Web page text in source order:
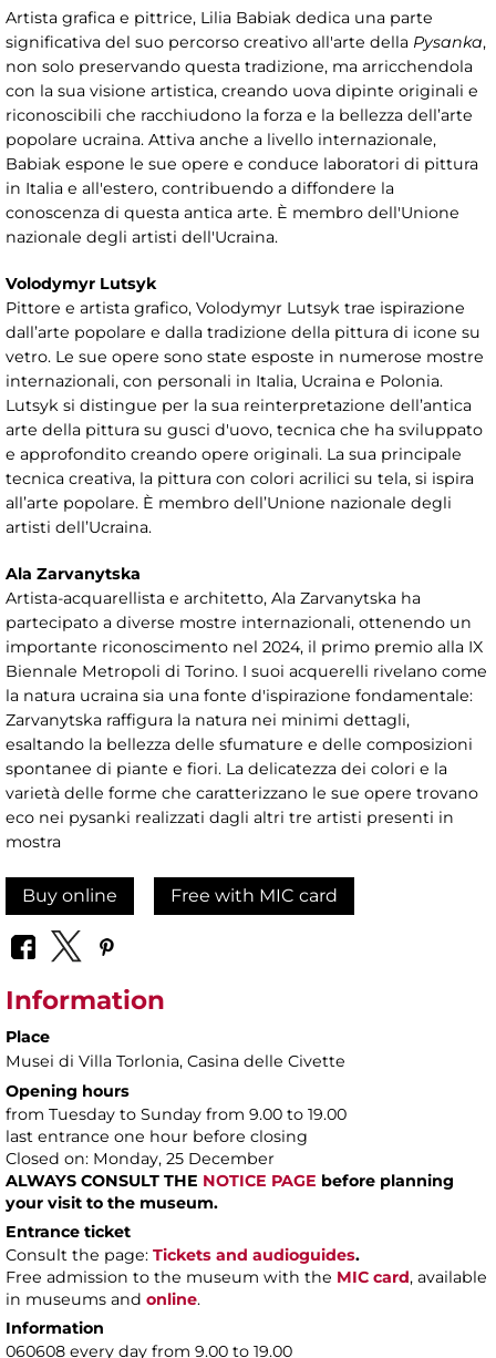
Artista grafica e pittrice, Lilia Babiak dedica una parte
significativa del suo percorso creativo all'arte della Pysanka,
non solo preservando questa tradizione, ma arricchendola
con la sua visione artistica, creando uova dipinte originali e
riconoscibili che racchiudono la forza e la bellezza dell’arte
popolare ucraina. Attiva anche a livello internazionale,
Babiak espone le sue opere e conduce laboratori di pittura
in Italia e all'estero, contribuendo a diffondere la
conoscenza di questa antica arte. È membro dell'Unione
nazionale degli artisti dell'Ucraina.
Volodymyr Lutsyk
Pittore e artista grafico, Volodymyr Lutsyk trae ispirazione
dall’arte popolare e dalla tradizione della pittura di icone su
vetro. Le sue opere sono state esposte in numerose mostre
internazionali, con personali in Italia, Ucraina e Polonia.
Lutsyk si distingue per la sua reinterpretazione dell’antica
arte della pittura su gusci d'uovo, tecnica che ha sviluppato
e approfondito creando opere originali. La sua principale
tecnica creativa, la pittura con colori acrilici su tela, si ispira
all’arte popolare. È membro dell’Unione nazionale degli
artisti dell’Ucraina.
Ala Zarvanytska
Artista-acquarellista e architetto, Ala Zarvanytska ha
partecipato a diverse mostre internazionali, ottenendo un
importante riconoscimento nel 2024, il primo premio alla IX
Biennale Metropoli di Torino. I suoi acquerelli rivelano come
la natura ucraina sia una fonte d'ispirazione fondamentale:
Zarvanytska raffigura la natura nei minimi dettagli,
esaltando la bellezza delle sfumature e delle composizioni
spontanee di piante e fiori. La delicatezza dei colori e la
varietà delle forme che caratterizzano le sue opere trovano
eco nei pysanki realizzati dagli altri tre artisti presenti in
mostra
Buy online Free with MIC card
Information
Place
Musei di Villa Torlonia, Casina delle Civette
Opening hours
from Tuesday to Sunday from 9.00 to 19.00
last entrance one hour before closing
Closed on: Monday, 25 December
ALWAYS CONSULT THE NOTICE PAGE before planning
your visit to the museum.
Entrance ticket
Consult the page: Tickets and audioguides.
Free admission to the museum with the MIC card, available
in museums and online.
Information
060608 every day from 9.00 to 19.00